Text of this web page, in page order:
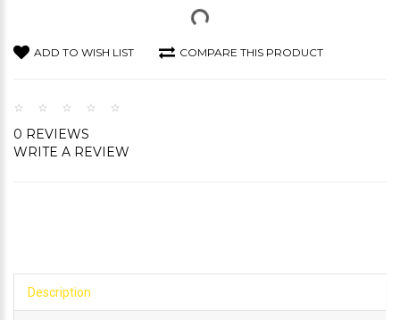
ADD TO WISH LIST COMPARE THIS PRODUCT
0 REVIEWS
WRITE A REVIEW
Description